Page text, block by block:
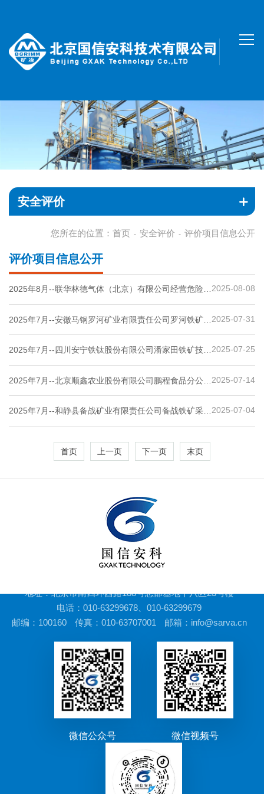
安全评价
您所在的位置： 首页 - 安全评价 - 评价项目信息公开
评价项目信息公开
2025-08-08
2025年8月--联华林德气体（北京）有限公司经营危险化
2025-07-31
2025年7月--安徽马钢罗河矿业有限责任公司罗河铁矿二
2025-07-25
2025年7月--四川安宁铁钛股份有限公司潘家田铁矿技改
2025-07-14
2025年7月--北京顺鑫农业股份有限公司鹏程食品分公司
2025-07-04
2025年7月--和静县备战矿业有限责任公司备战铁矿采矿
首页 上一页 下一页 末页
地址：北京市南四环西路188号总部基地十八区23号楼
电话：010-63299678、010-63299679
邮编：100160
传真：010-63707001 邮箱：info@sarva.cn
微信公众号 微信视频号